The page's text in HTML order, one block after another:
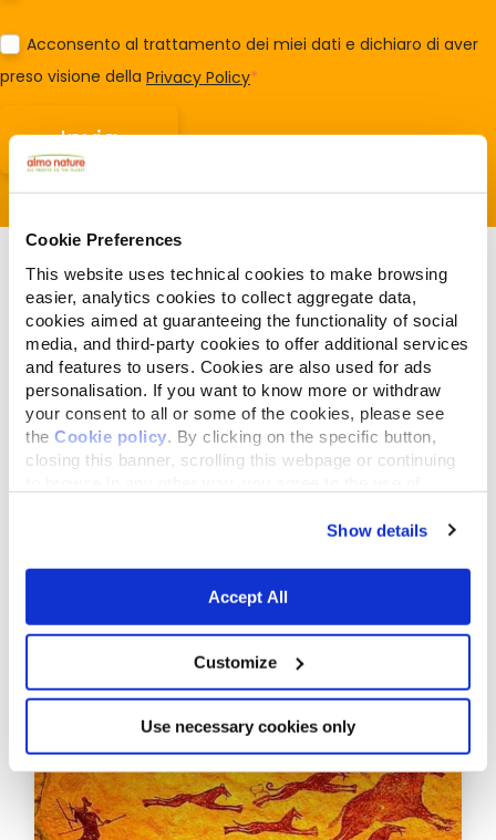
Cookie Preferences
This website uses technical cookies to make browsing
easier, analytics cookies to collect aggregate data,
cookies aimed at guaranteeing the functionality of social
media, and third-party cookies to offer additional services
and features to users. Cookies are also used for ads
personalisation. If you want to know more or withdraw
your consent to all or some of the cookies, please see
the Cookie policy . By clicking on the specific button,
closing this banner, scrolling this webpage or continuing
Show details
Accept All
Customize
Use necessary cookies only
Acconsento al trattamento dei miei dati e dichiaro di aver
preso visione della Privacy Policy*
Gerelateerde artikelen
november 12,2015
De tolerantie van wolven